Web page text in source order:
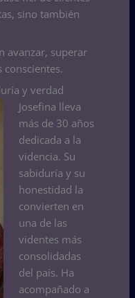
sino también
avanzar, superar
y verdad
Josefina lleva
más de 30 años
dedicada a la
videncia. Su
sabiduría y su
honestidad la
convierten en
una de las
videntes más
consolidadas
del país. Ha
acompañado a